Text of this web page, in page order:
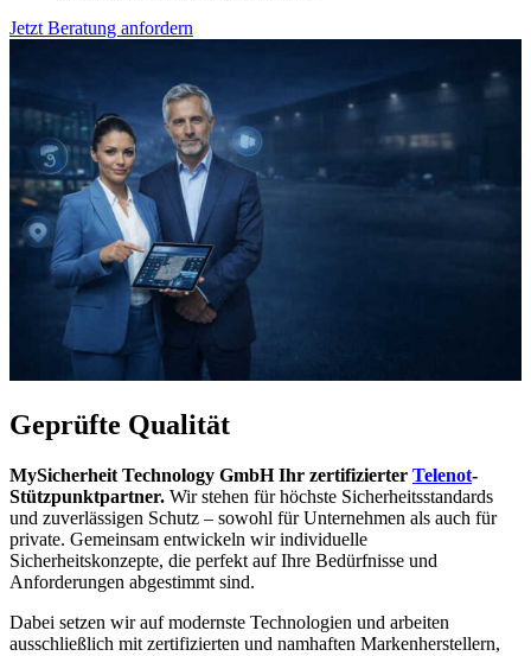
Jetzt Beratung anfordern
Geprüfte Qualität
MySicherheit Technology GmbH Ihr zertifizierter Telenot-
Stützpunktpartner. Wir stehen für höchste Sicherheitsstandards
und zuverlässigen Schutz – sowohl für Unternehmen als auch für
private. Gemeinsam entwickeln wir individuelle
Sicherheitskonzepte, die perfekt auf Ihre Bedürfnisse und
Anforderungen abgestimmt sind.
Dabei setzen wir auf modernste Technologien und arbeiten
ausschließlich mit zertifizierten und namhaften Markenherstellern,